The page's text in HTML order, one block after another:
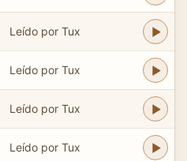
Leído por Tux
Leído por Tux
Leído por Tux
Leído por Tux